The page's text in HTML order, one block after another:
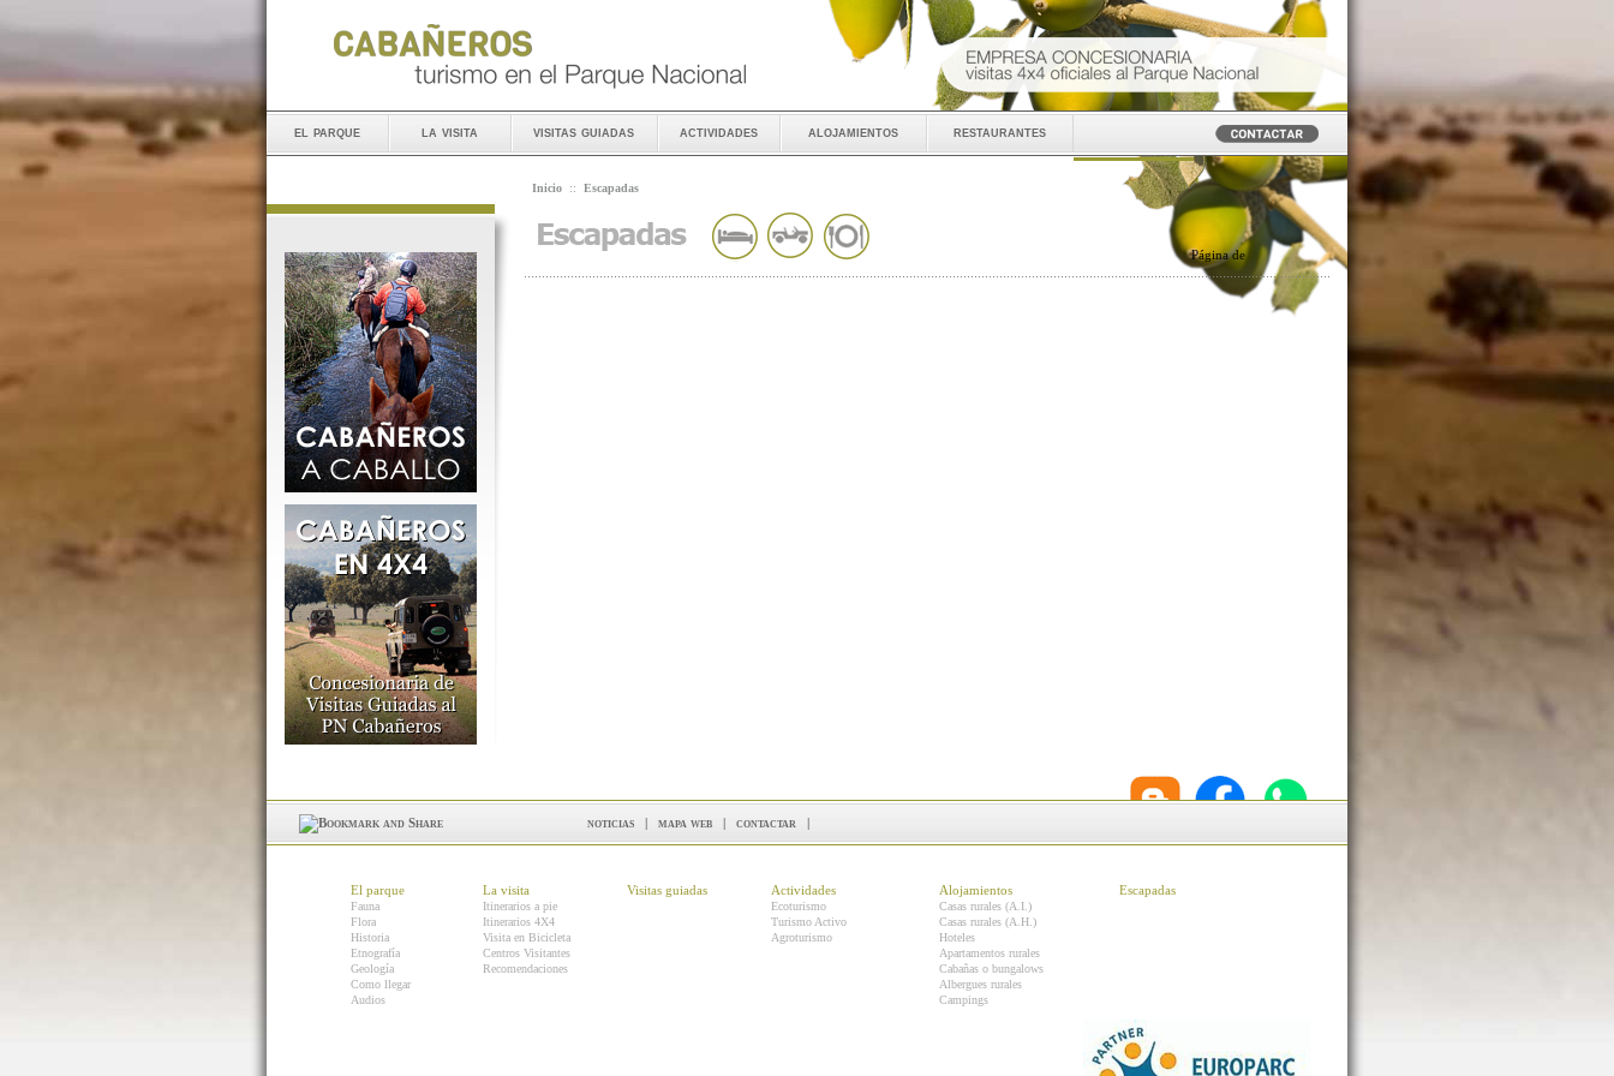
el parque la visita visitas guiadas actividades alojamientos restaurantes
Inicio :: Escapadas
Páginade
noticias | mapa web | contactar |
El parque
Fauna
Flora
Historia
Etnografía
Geología
Como llegar
Audios
La visita
Itinerarios a pie
Itinerarios 4X4
Visita en Bicicleta
Centros Visitantes
Recomendaciones
Visitas guiadas Actividades
Ecoturismo
Turismo Activo
Agroturismo
Alojamientos
Casas rurales (A.I.)
Casas rurales (A.H.)
Hoteles
Apartamentos rurales
Cabañas o bungalows
Albergues rurales
Campings
Escapadas